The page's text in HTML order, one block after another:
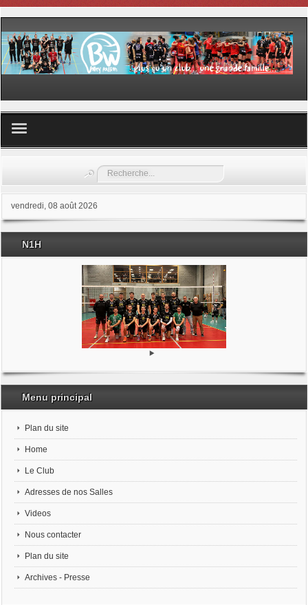
Les samedis du sport
Les stages
Documents
Rechercher
vendredi, 08 août 2026
N1H
Menu principal
Plan du site
Home
Le Club
Adresses de nos Salles
Videos
Nous contacter
Plan du site
Archives - Presse